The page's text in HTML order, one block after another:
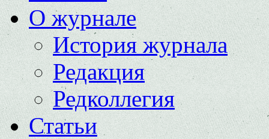
О журнале
История журнала
Редакция
Редколлегия
Статьи